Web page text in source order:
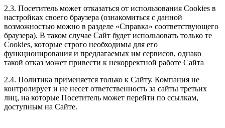
2.3. Посетитель может отказаться от использования Сookies в
настройках своего браузера (ознакомиться с данной
возможностью можно в разделе «Справка» соответствующего
браузера). В таком случае Сайт будет использовать только те
Cookies, которые строго необходимы для его
функционирования и предлагаемых им сервисов, однако
такой отказ может привести к некорректной работе Сайта
2.4. Политика применяется только к Сайту. Компания не
контролирует и не несет ответственность за сайты третьих
лиц, на которые Посетитель может перейти по ссылкам,
доступным на Сайте.